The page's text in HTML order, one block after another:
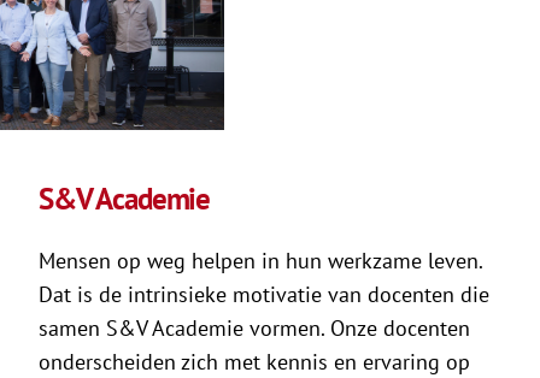
Opdrachtgevers
Expertise
Wie we zijn
Academie
De Politieke Coach
S&V Academie
Mensen op weg helpen in hun werkzame leven.
Dat is de intrinsieke motivatie van docenten die
samen S&V Academie vormen. Onze docenten
onderscheiden zich met kennis en ervaring op